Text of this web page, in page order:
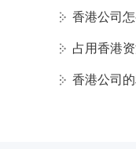
香港公司
占用香港
香港公司